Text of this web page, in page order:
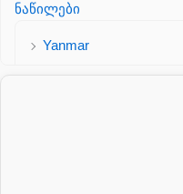
ნაწილები
Yanmar